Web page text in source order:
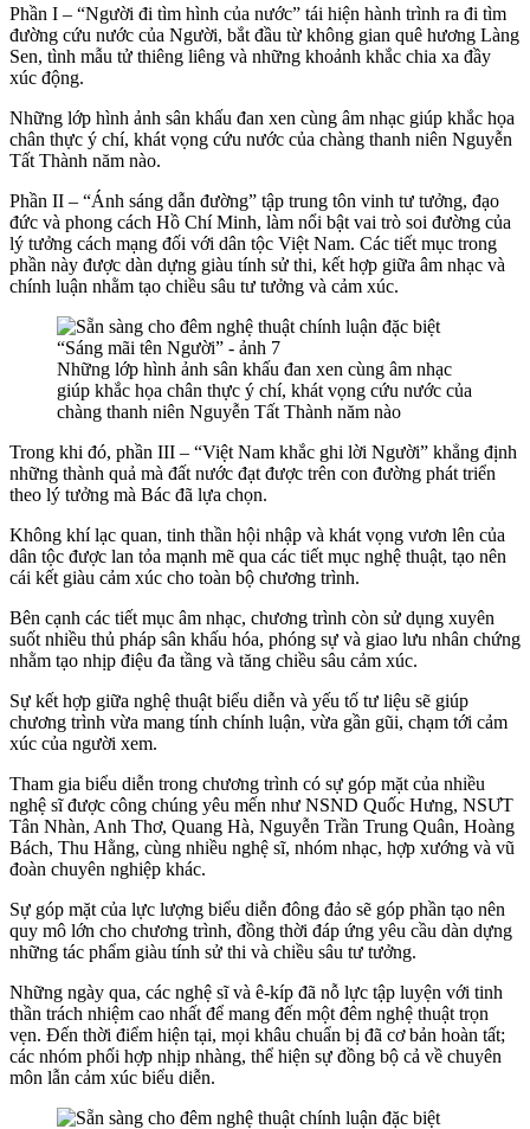
Phần I – “Người đi tìm hình của nước” tái hiện hành trình ra đi tìm
đường cứu nước của Người, bắt đầu từ không gian quê hương Làng
Sen, tình mẫu tử thiêng liêng và những khoảnh khắc chia xa đầy
xúc động.
Những lớp hình ảnh sân khấu đan xen cùng âm nhạc giúp khắc họa
chân thực ý chí, khát vọng cứu nước của chàng thanh niên Nguyễn
Tất Thành năm nào.
Phần II – “Ánh sáng dẫn đường” tập trung tôn vinh tư tưởng, đạo
đức và phong cách Hồ Chí Minh, làm nổi bật vai trò soi đường của
lý tưởng cách mạng đối với dân tộc Việt Nam. Các tiết mục trong
phần này được dàn dựng giàu tính sử thi, kết hợp giữa âm nhạc và
chính luận nhằm tạo chiều sâu tư tưởng và cảm xúc.
Những lớp hình ảnh sân khấu đan xen cùng âm nhạc
giúp khắc họa chân thực ý chí, khát vọng cứu nước của
chàng thanh niên Nguyễn Tất Thành năm nào
Trong khi đó, phần III – “Việt Nam khắc ghi lời Người” khẳng định
những thành quả mà đất nước đạt được trên con đường phát triển
theo lý tưởng mà Bác đã lựa chọn.
Không khí lạc quan, tinh thần hội nhập và khát vọng vươn lên của
dân tộc được lan tỏa mạnh mẽ qua các tiết mục nghệ thuật, tạo nên
cái kết giàu cảm xúc cho toàn bộ chương trình.
Bên cạnh các tiết mục âm nhạc, chương trình còn sử dụng xuyên
suốt nhiều thủ pháp sân khấu hóa, phóng sự và giao lưu nhân chứng
nhằm tạo nhịp điệu đa tầng và tăng chiều sâu cảm xúc.
Sự kết hợp giữa nghệ thuật biểu diễn và yếu tố tư liệu sẽ giúp
chương trình vừa mang tính chính luận, vừa gần gũi, chạm tới cảm
xúc của người xem.
Tham gia biểu diễn trong chương trình có sự góp mặt của nhiều
nghệ sĩ được công chúng yêu mến như NSND Quốc Hưng, NSƯT
Tân Nhàn, Anh Thơ, Quang Hà, Nguyễn Trần Trung Quân, Hoàng
Bách, Thu Hằng, cùng nhiều nghệ sĩ, nhóm nhạc, hợp xướng và vũ
đoàn chuyên nghiệp khác.
Sự góp mặt của lực lượng biểu diễn đông đảo sẽ góp phần tạo nên
quy mô lớn cho chương trình, đồng thời đáp ứng yêu cầu dàn dựng
những tác phẩm giàu tính sử thi và chiều sâu tư tưởng.
Những ngày qua, các nghệ sĩ và ê-kíp đã nỗ lực tập luyện với tinh
thần trách nhiệm cao nhất để mang đến một đêm nghệ thuật trọn
vẹn. Đến thời điểm hiện tại, mọi khâu chuẩn bị đã cơ bản hoàn tất;
các nhóm phối hợp nhịp nhàng, thể hiện sự đồng bộ cả về chuyên
môn lẫn cảm xúc biểu diễn.